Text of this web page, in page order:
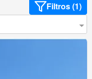
Filtros (1)